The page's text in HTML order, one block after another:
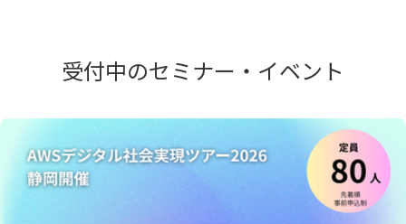
受付中のセミナー・イベント